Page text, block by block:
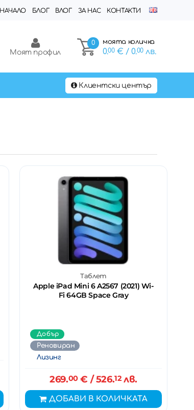
НАЧАЛО БЛОГ ВЛОГ ЗА НАС КОНТАКТИ
0 моята количка
0.00€ / 0.00лв.
Моят профил
Клиентски център
Таблет
Apple iPad Mini 6 A2567 (2021) Wi-
Fi 64GB Space Gray
Добър
Реновиран
Лизинг
269.00€ / 526.12лв.
ДОБАВИ В КОЛИЧКАТА